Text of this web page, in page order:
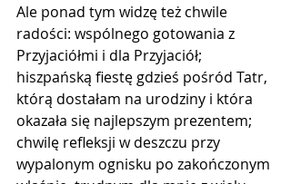
Ale ponad tym widzę też chwile
radości: wspólnego gotowania z
Przyjaciółmi i dla Przyjaciół;
hiszpańską fiestę gdzieś pośród Tatr,
którą dostałam na urodziny i która
okazała się najlepszym prezentem;
chwilę refleksji w deszczu przy
wypalonym ognisku po zakończonym